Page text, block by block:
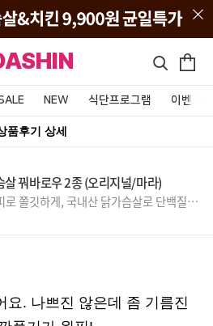
NEW 식단프로그램 이벤트&
품후기 상세
꿔바로우 2종 (오리지널/마라)
로 쫄깃하게, 국내산 닭가슴살로 단백질 U
요. 나쁘진 않은데 좀 기름진